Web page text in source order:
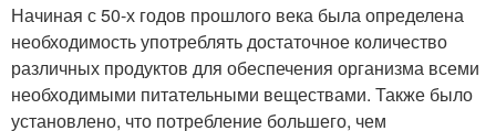
Начиная с 50-х годов прошлого века была определена
необходимость употреблять достаточное количество
различных продуктов для обеспечения организма всеми
необходимыми питательными веществами. Также было
установлено, что потребление большего, чем